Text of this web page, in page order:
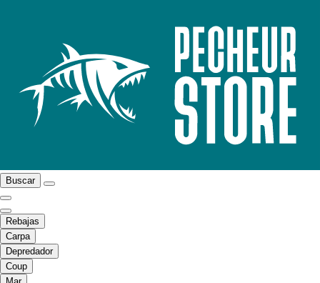
Buscar
Rebajas
Carpa
Depredador
Coup